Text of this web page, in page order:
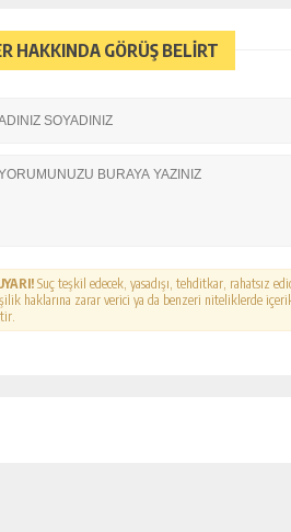
HAKKINDA GÖRÜŞ BELİRT
Suç teşkil edecek, yasadışı, tehditkar, rahatsız
haklarına zarar verici ya da benzeri niteliklerde